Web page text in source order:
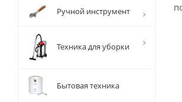
Ручной инструмент
Техника для уборки
Бытовая техника